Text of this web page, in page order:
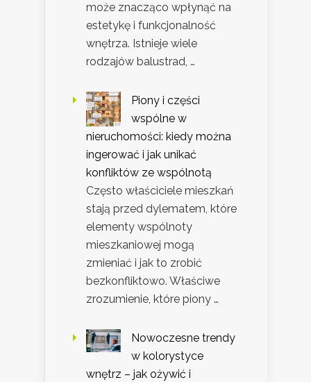
może znacząco wpłynąć na
estetykę i funkcjonalność
wnętrza. Istnieje wiele
rodzajów balustrad, …
Piony i części
wspólne w
nieruchomości: kiedy można
ingerować i jak unikać
konfliktów ze wspólnotą
Często właściciele mieszkań
stają przed dylematem, które
elementy wspólnoty
mieszkaniowej mogą
zmieniać i jak to zrobić
bezkonfliktowo. Właściwe
zrozumienie, które piony …
Nowoczesne trendy
w kolorystyce
wnętrz – jak ożywić i